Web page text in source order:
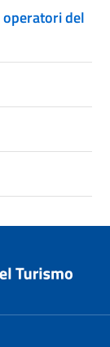
operatori del